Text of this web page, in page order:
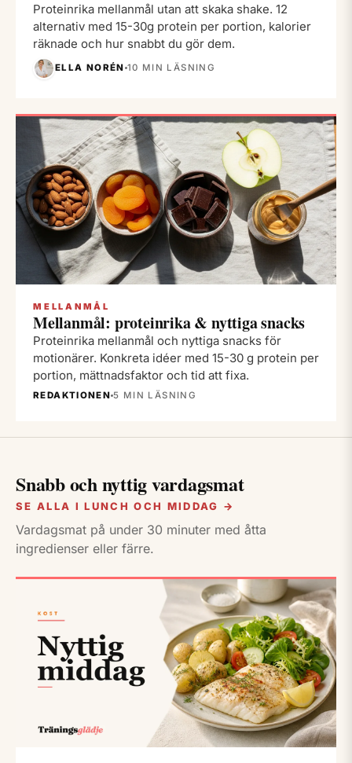
Proteinrika mellanmål utan att skaka shake. 12
alternativ med 15-30g protein per portion, kalorier
räknade och hur snabbt du gör dem.
ELLA NORÉN 10 MIN LÄSNING
MELLANMÅL
Mellanmål: proteinrika & nyttiga snacks
Proteinrika mellanmål och nyttiga snacks för
motionärer. Konkreta idéer med 15-30 g protein per
portion, mättnadsfaktor och tid att fixa.
REDAKTIONEN 5 MIN LÄSNING
Snabb och nyttig vardagsmat
SE ALLA I LUNCH OCH MIDDAG →
Vardagsmat på under 30 minuter med åtta
ingredienser eller färre.